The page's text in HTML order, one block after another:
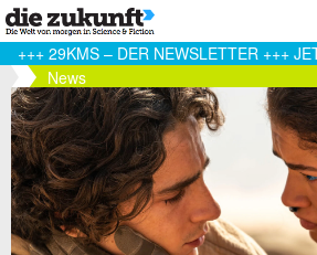
+++ 29KMS – DER NEWSLETTER +++
News